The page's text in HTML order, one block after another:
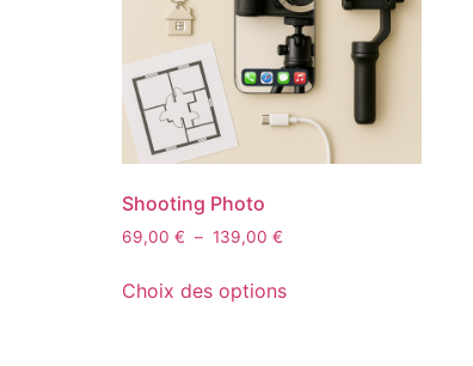
Shooting Photo
69,00 € – 139,00 €
Choix des options